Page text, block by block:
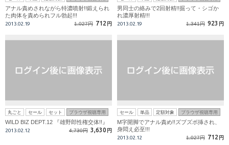
アナル責めされながら特濃噴射!!鍛えられ
た肉体を責められフル勃起!!!
2013.02.19 1,027円 712 円
男同士の絡みで2回射精!!掘って・シゴか
れ濃厚射精!!!
2013.02.19 1,341円 923 円
丸ごと セール セット ブラウザ視聴専用
WILD BIZ DEPT.12 『雄野郎性権交体!!』
2013.02.12 4,730円 3,630 円
セール 単品 定額対象 ブラウザ視聴専用
M字開脚でアナル責め!!ズブズボ挿され、
身悶え必至!!!
2013.02.12 1,027円 712 円